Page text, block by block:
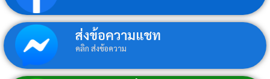
ส่งข้อความแชท
คลิก ส่งข้อความ